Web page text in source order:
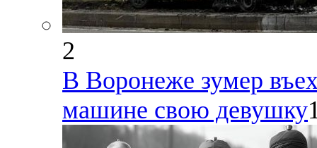
2
В Воронеже зумер
машине свою девушку